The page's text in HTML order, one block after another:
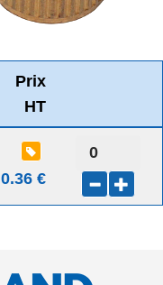
Prix
HT
0.36 €